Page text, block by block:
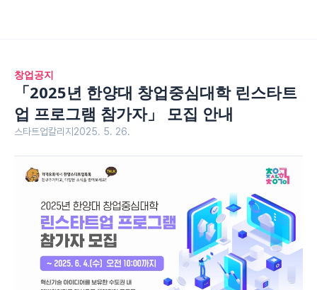
창업공지
「2025년 한양대 창업중심대학 린스타트
업 프로그램 참가자」 모집 안내
스타트업칼리지 2025. 5. 26.